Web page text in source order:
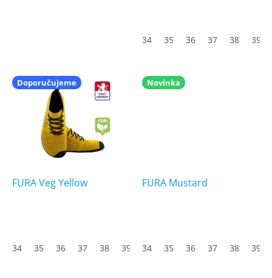
34 35 36 37 38 39
Doporučujeme
FURA Veg Yellow
34 35 36 37 38 39 40 41 42 43 44 45
Novinka
FURA Mustard
34 35 36 37 38 39